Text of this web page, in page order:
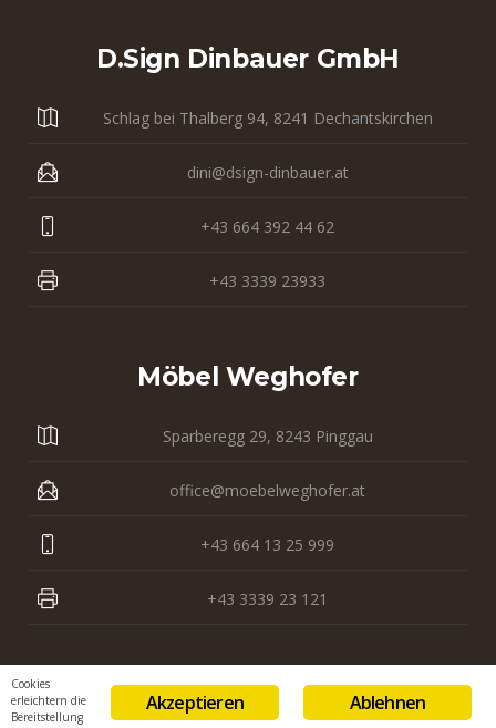
D.sign Dinbauer GmbH
Schlag bei Thalberg 94, 8241 Dechantskirchen
dini@dsign-dinbauer.at
+43 664 392 44 62
+43 3339 23933
Möbel Weghofer
Sparberegg 29, 8243 Pinggau
office@moebelweghofer.at
+43 664 13 25 999
+43 3339 23 121
Ablehnen
Akzeptieren
Cookies
erleichtern die
Bereitstellung